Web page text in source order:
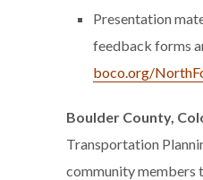
Presentation
feedback forms
boco.org/
Boulder County,
Transportation
community members